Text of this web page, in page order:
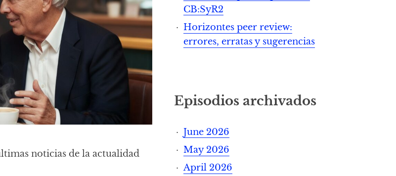
noticias de la actualidad
CB:SyR2
Horizontes peer review:
errores, erratas y sugerencias
Episodios archivados
June 2026
May 2026
April 2026